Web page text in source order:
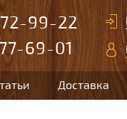
99-22
69-01
Доставка